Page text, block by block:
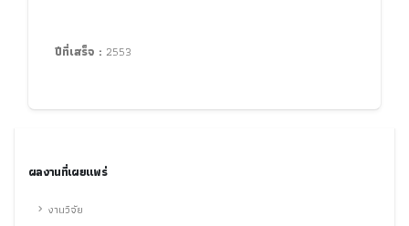
ปีที่เสร็จ : 2553
ผลงานที่เผยแพร่
งานวิจัย